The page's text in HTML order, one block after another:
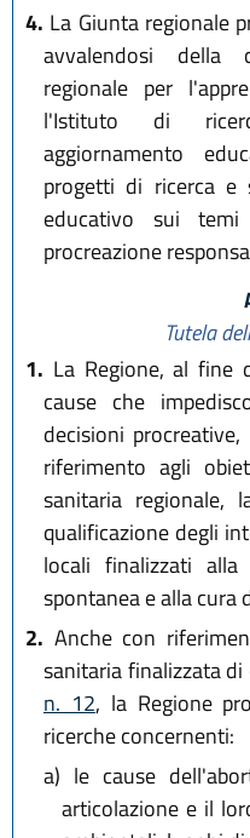
4. La Giunta regionale
avvalendosi della
regionale per
l'Istituto di
aggiornamento
progetti di ricerca e
educativo sui
procreazione
Tutela
1. La Regione, al fine
cause che
decisioni
riferimento agli
sanitaria regionale,
qualificazione degli
locali finalizzati alla
spontanea e alla cura
2. Anche con
sanitaria finalizzata di
n. 12, la Regione
ricerche concernenti:
a) le cause
articolazione e il